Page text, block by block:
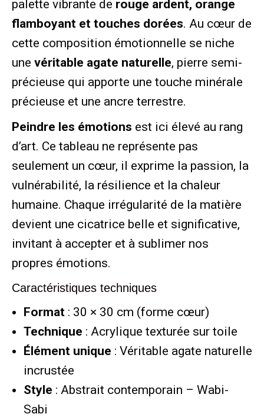
palette vibrante de rouge ardent, orange
flamboyant et touches dorées. Au cœur de
cette composition émotionnelle se niche
une véritable agate naturelle, pierre semi-
précieuse qui apporte une touche minérale
précieuse et une ancre terrestre.
Peindre les émotions est ici élevé au rang
d’art. Ce tableau ne représente pas
seulement un cœur, il exprime la passion, la
vulnérabilité, la résilience et la chaleur
humaine. Chaque irrégularité de la matière
devient une cicatrice belle et significative,
invitant à accepter et à sublimer nos
propres émotions.
Caractéristiques techniques
Format : 30 × 30 cm (forme cœur)
Technique : Acrylique texturée sur toile
Élément unique : Véritable agate naturelle
incrustée
Style : Abstrait contemporain – Wabi-
Sabi